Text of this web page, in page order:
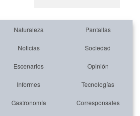
Naturaleza Pantallas
Noticias Sociedad
Escenarios Opinión
Informes Tecnologías
Gastronomía Corresponsales